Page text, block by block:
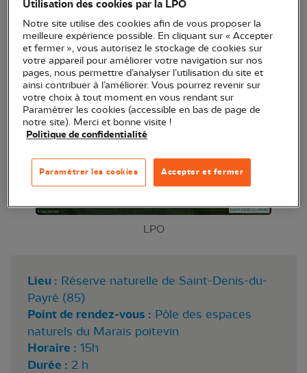
de très bonnes conditions.
LPO
Lieu : Réserve naturelle de Saint-Denis-du-
Payré (85)
Point de rendez-vous : Pôle des espaces
naturels du Marais poitevin
Horaire : 15h
Durée : 2 h
Utilisation des cookies par la LPO
Notre site utilise des cookies afin de vous proposer la
meilleure expérience possible. En cliquant sur « Accepter
et fermer », vous autorisez le stockage de cookies sur
votre appareil pour améliorer votre navigation sur nos
pages, nous permettre d’analyser l’utilisation du site et
ainsi contribuer à l’améliorer. Vous pourrez revenir sur
votre choix à tout moment en vous rendant sur
Paramétrer les cookies (accessible en bas de page de
notre site). Merci et bonne visite !
Politique de confidentialité
Accepter et fermer
Paramétrer les cookies